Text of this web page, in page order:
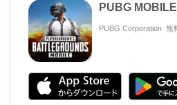
PUBG MOBILE
PUBG Corporation 無